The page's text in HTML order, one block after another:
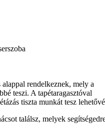
rendelkeznek, mely a
teszi. A tapétaragasztóval
tiszta munkát tesz
találsz, melyek